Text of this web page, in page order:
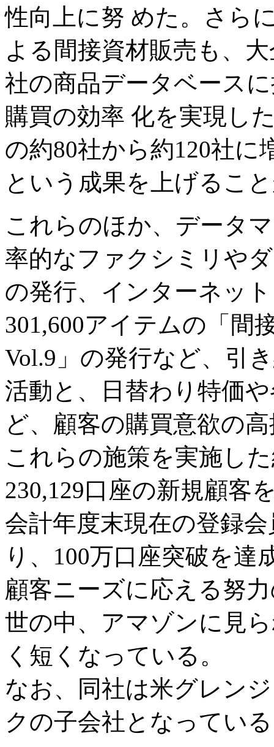
性向上に努 めた。さら
よる間接資材販売も、
社の商品データベース
購買の効率 化を実現し
の約80社から約120社に
という成果を上げるこ
これらのほか、データ
率的なファクシミリや
の発行、インターネッ
301,600アイテムの「間
Vol.9」の発行など、引
活動と、日替わり特価
ど、顧客の購買意欲の
これらの施策を実施し
230,129口座の新規顧客
会計年度末現在の登録
り、100万口座突破を達
顧客ニーズに応える努
世の中、アマゾンに見
く短くなっている。
なお、同社は米グレン
クの子会社となってい